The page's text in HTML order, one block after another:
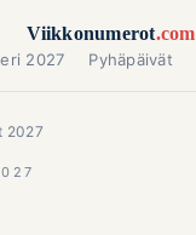
Viikkonumerot.com
2027 Pyhäpäivät
2027